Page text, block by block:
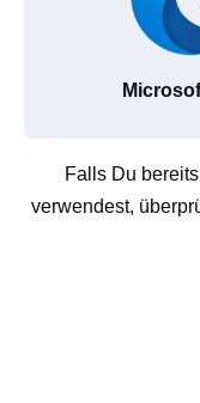
Falls Du
verwendest,